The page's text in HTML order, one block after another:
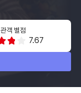
관객 별점
7.67